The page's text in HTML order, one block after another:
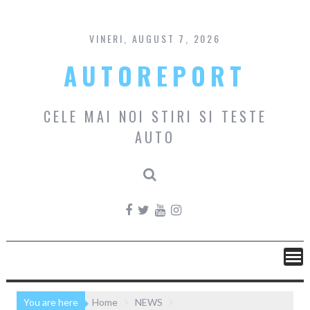
content
VINERI, AUGUST 7, 2026
AUTOREPORT
CELE MAI NOI STIRI SI TESTE
AUTO
You are here Home NEWS